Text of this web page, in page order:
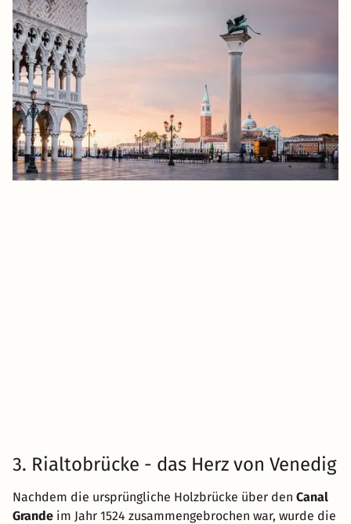
3. Rialtobrücke - das Herz von Venedig
Nachdem die ursprüngliche Holzbrücke über den Canal
Grande im Jahr 1524 zusammengebrochen war, wurde die